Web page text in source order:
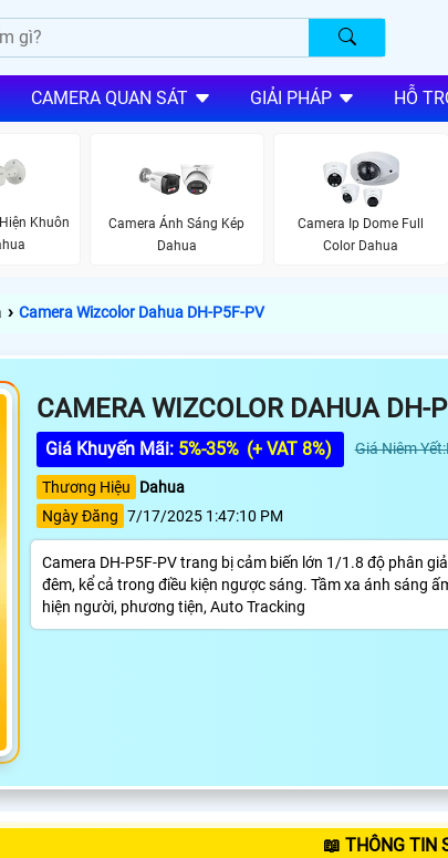
CAMERA QUAN SÁT GIẢI PHÁP HỖ
Khuôn
Camera Ánh Sáng Kép
Dahua
Camera Ip Dome Full
Color Dahua
› Camera Wizcolor Dahua DH-P5F-PV
CAMERA WIZCOLOR DAHUA DH-
Giá Khuyến Mãi: 5%-35% (+ VAT 8%) Giá Niêm
Thương Hiệu
Dahua
Ngày Đăng 7/17/2025 1:47:10 PM
Camera DH-P5F-PV trang bị cảm biến lớn 1/1.8 độ phân
đêm, kể cả trong điều kiện ngược sáng. Tầm xa ánh sáng
hiện người, phương tiện, Auto Tracking
📖 THÔNG TIN